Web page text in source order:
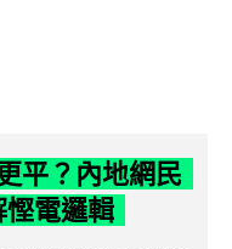
平？內地網民
慳電邏輯